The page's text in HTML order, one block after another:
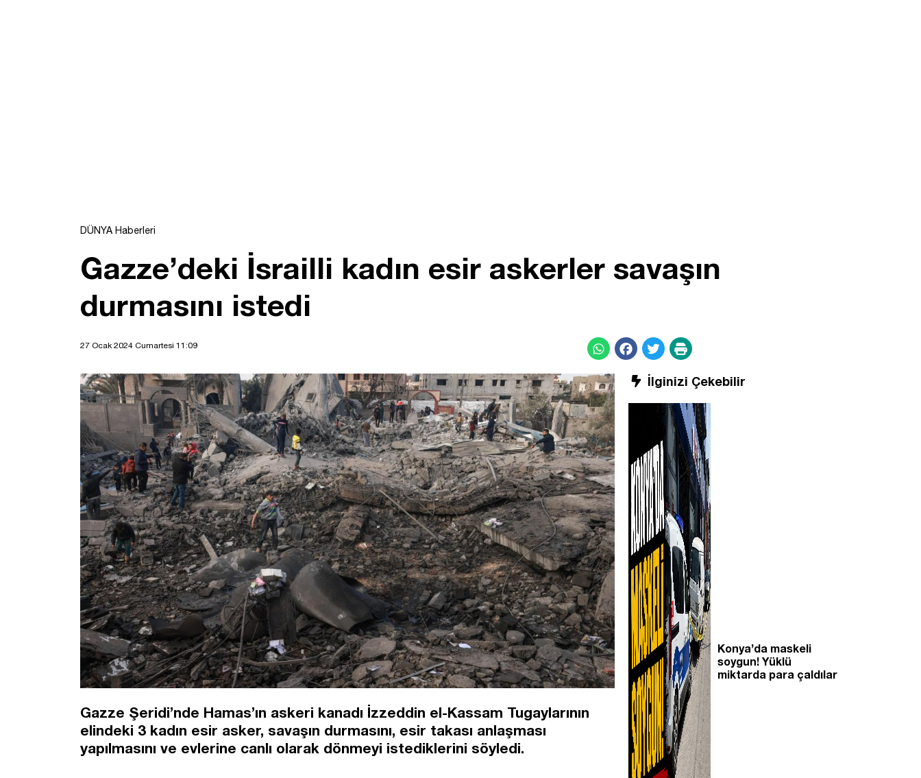
DÜNYA Haberleri
Gazze’deki İsrailli kadın esir askerler savaşın
durmasını istedi
27 Ocak 2024 Cumartesi 11:09
Gazze Şeridi’nde Hamas’ın askeri kanadı İzzeddin el-Kassam Tugaylarının
elindeki 3 kadın esir asker, savaşın durmasını, esir takası anlaşması
yapılmasını ve evlerine canlı olarak dönmeyi istediklerini söyledi.
İlginizi Çekebilir
Konya’da maskeli
soygun! Yüklü
miktarda para çaldılar